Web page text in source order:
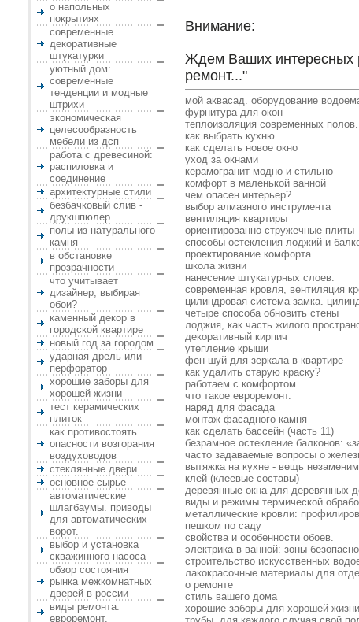
о напольных
покрытиях
современные
декоративные
штукатурки
уютный дом:
современные
тенденции и модные
штрихи
экономическая
целесообразность
мебели из дсп
работа с древесиной:
распиловка и
соединение
архитектурные стили
безбачковый слив -
друкшпюлер
полы из натурального
камня
в обстановке
прозрачности
что учитывает
дизайнер, выбирая
обои?
каменный декор в
городской квартире
новый год за городом
ударная дрель или
перфоратор
хорошие заборы для
хорошей жизни
тест керамических
плиток
как противостоять
опасности возгорания
воздуховодов
стеклянные двери
основное сырье
автоматические
шлагбаумы. приводы
для автоматических
ворот.
выбор и установка
скважинного насоса
обзор состояния
рынка межкомнатных
дверей в россии
виды ремонта.
евроремонт.
Внимание:
Ждем Ваших интересных
ремонт..."
мой аквасад. оборудование
фурнитура для окон
теплоизоляция современных полов.
как выбрать кухню
как сделать новое окно
уход за окнами
керамогранит модно и стильно
комфорт в маленькой ванной
чем опасен интерьер?
выбор алмазного инструмента
вентиляция квартиры
ориентированно-стружечные плиты
способы остекления лоджий и
проектирование комфорта
школа жизни
нанесение штукатурных слоев.
современная кровля, вентиляция
цилиндровая система замка.
четыре способа обновить стены
лоджия, как часть жилого
декоративный кирпич
утепление крыши
фен-шуй для зеркала в квартире
как удалить старую краску?
работаем с комфортом
что такое евроремонт.
наряд для фасада
монтаж фасадного камня
как сделать бассейн (часть 11)
безрамное остекление балконов:
часто задаваемые вопросы о
вытяжка на кухне - вещь
клей (клеевые составы)
деревянные окна для деревянных
виды и режимы термической
металлические кровли:
пешком по саду
свойства и особенности обоев.
электрика в ванной: зоны
строительство искусственных
лакокрасочные материалы для
о ремонте
стиль вашего дома
хорошие заборы для хорошей жизни